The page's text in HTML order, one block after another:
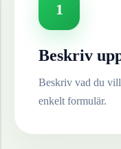
1
Beskriv
Beskriv vad du
enkelt formulär.